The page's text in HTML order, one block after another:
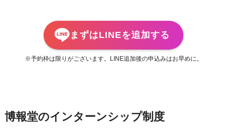
まずはLINEを追加する
※予約枠は限りがございます。LINE追加後の申込みはお早めに。
博報堂のインターンシップ制度